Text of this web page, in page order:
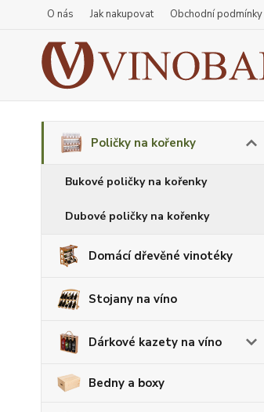
O nás Jak nakupovat Obchodní podmínky
Poličky na kořenky
Bukové poličky na kořenky
Dubové poličky na kořenky
Domácí dřevěné vinotéky
Stojany na víno
Dárkové kazety na víno
Bedny a boxy